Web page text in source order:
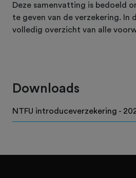
Deze samenvatting is bedoeld
te geven van de verzekering. In
volledig overzicht van alle
Downloads
NTFU introduceverzekering -